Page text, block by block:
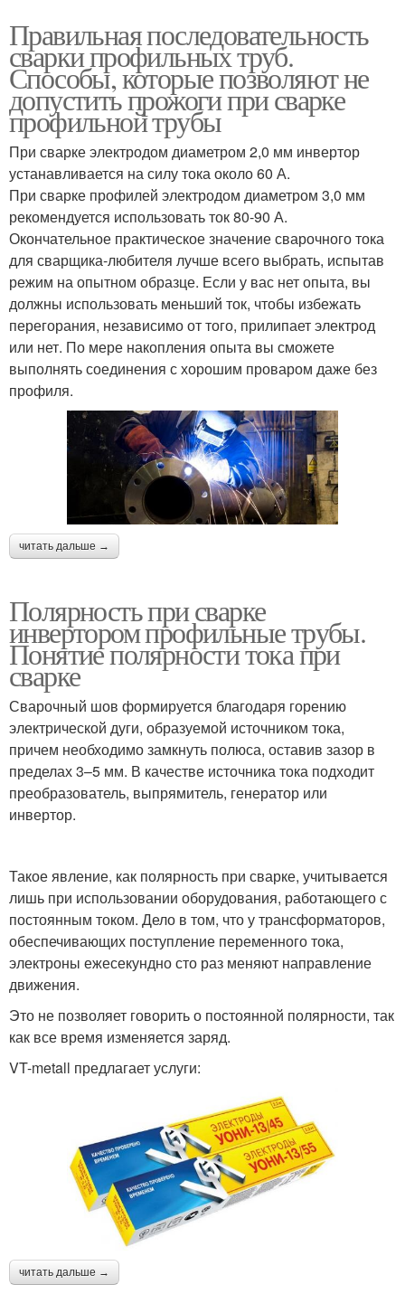
Правильная последовательность
сварки профильных труб.
Способы, которые позволяют не
допустить прожоги при сварке
профильной трубы
При сварке электродом диаметром 2,0 мм инвертор
устанавливается на силу тока около 60 А.
При сварке профилей электродом диаметром 3,0 мм
рекомендуется использовать ток 80-90 А.
Окончательное практическое значение сварочного тока
для сварщика-любителя лучше всего выбрать, испытав
режим на опытном образце. Если у вас нет опыта, вы
должны использовать меньший ток, чтобы избежать
перегорания, независимо от того, прилипает электрод
или нет. По мере накопления опыта вы сможете
выполнять соединения с хорошим проваром даже без
профиля.
читать дальше →
Полярность при сварке
инвертором профильные трубы.
Понятие полярности тока при
сварке
Сварочный шов формируется благодаря горению
электрической дуги, образуемой источником тока,
причем необходимо замкнуть полюса, оставив зазор в
пределах 3–5 мм. В качестве источника тока подходит
преобразователь, выпрямитель, генератор или
инвертор.
Такое явление, как полярность при сварке, учитывается
лишь при использовании оборудования, работающего с
постоянным током. Дело в том, что у трансформаторов,
обеспечивающих поступление переменного тока,
электроны ежесекундно сто раз меняют направление
движения.
Это не позволяет говорить о постоянной полярности, так
как все время изменяется заряд.
VT-metall предлагает услуги:
читать дальше →